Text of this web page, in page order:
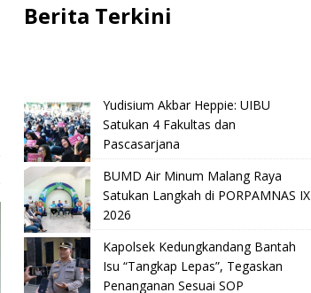
Berita Terkini
Yudisium Akbar Heppie: UIBU
Satukan 4 Fakultas dan
Pascasarjana
BUMD Air Minum Malang Raya
Satukan Langkah di PORPAMNAS IX
2026
Kapolsek Kedungkandang Bantah
Isu “Tangkap Lepas”, Tegaskan
Penanganan Sesuai SOP